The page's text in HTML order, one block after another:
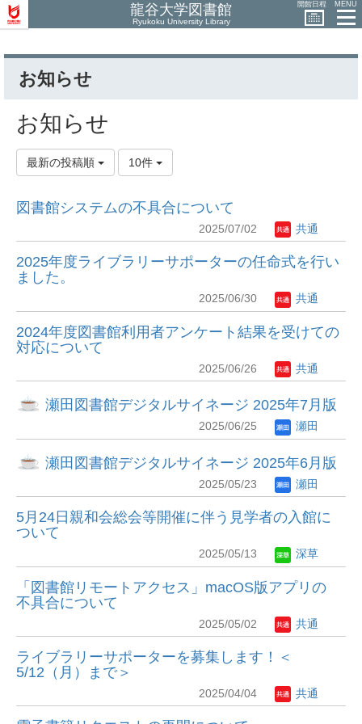
龍谷大学図書館
Ryukoku University Library
開館日程 MENU
お知らせ
お知らせ
最新の投稿順 10件
図書館システムの不具合について
2025/07/02 共通
2025年度ライブラリーサポーターの任命式を行い
ました。
2025/06/30 共通
2024年度図書館利用者アンケート結果を受けての
対応について
2025/06/26 共通
瀬田図書館デジタルサイネージ 2025年7月版
2025/06/25 瀬田
瀬田図書館デジタルサイネージ 2025年6月版
2025/05/23 瀬田
5月24日親和会総会等開催に伴う見学者の入館に
ついて
2025/05/13 深草
「図書館リモートアクセス」macOS版アプリの
不具合について
2025/05/02 共通
ライブラリーサポーターを募集します！＜
5/12（月）まで＞
2025/04/04 共通